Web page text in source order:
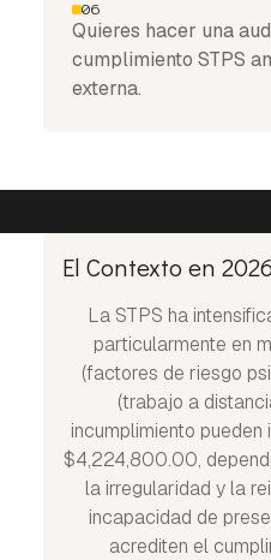
06
Quieres hacer una
cumplimiento STPS
externa.
El Contexto en 2026
La STPS ha
particularmente en
(factores de riesgo
(trabajo a
incumplimiento
$4,224,800.00,
la irregularidad y la
incapacidad de
acrediten el